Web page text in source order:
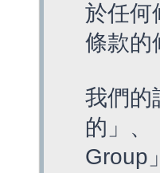
於任何
條款的
我們的
的」、
Group